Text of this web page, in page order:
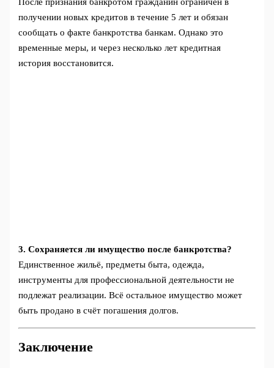
получении новых кредитов в течение 5 лет и обязан
сообщать о факте банкротства банкам. Однако это
временные меры, и через несколько лет кредитная
история восстановится.
3. Сохраняется ли имущество после банкротства?
Единственное жильё, предметы быта, одежда,
инструменты для профессиональной деятельности не
подлежат реализации. Всё остальное имущество может
быть продано в счёт погашения долгов.
Заключение